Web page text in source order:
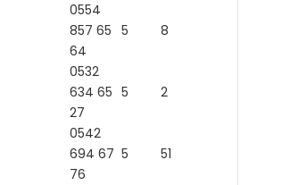
0554
857 65
64
5 8
0532
634 65
27
5 2
0542
694 67
76
5 51